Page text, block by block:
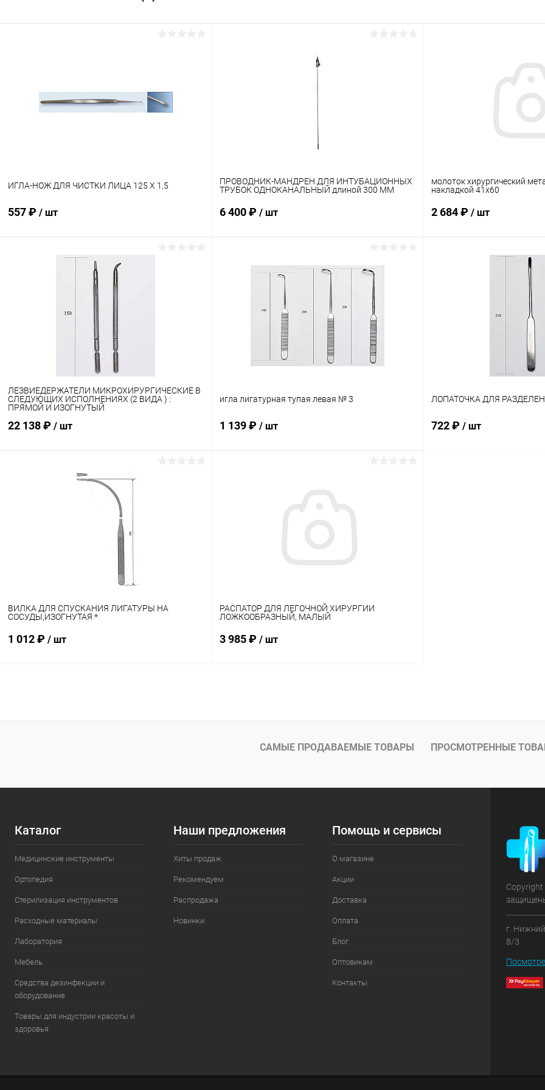
ИГЛА-НОЖ ДЛЯ ЧИСТКИ ЛИЦА 125 Х 1,5
557 ₽ / шт
В корзину
В избранное
ПРОВОДНИК-МАНДРЕН ДЛЯ ИНТУБАЦИОННЫХ
ТРУБОК ОДНОКАНАЛЬНЫЙ длиной 300 ММ
6 400 ₽ / шт
В корзину
Купить в 1 клик Сравнение
В избранное В наличии
молоток хирургический
накладкой 41х60
2 684 ₽ / шт
В
ЛЕЗВИЕДЕРЖАТЕЛИ МИКРОХИРУРГИЧЕСКИЕ В
СЛЕДУЮЩИХ ИСПОЛНЕНИЯХ (2 ВИДА ) :
ПРЯМОЙ И ИЗОГНУТЫЙ
22 138 ₽ / шт
В корзину
Сравнение
игла лигатурная тупая левая № 3
1 139 ₽ / шт
ЛОПАТОЧКА ДЛЯ
722 ₽ / шт
ВИЛКА ДЛЯ СПУСКАНИЯ ЛИГАТУРЫ НА
СОСУДЫ,ИЗОГНУТАЯ *
1 012 ₽ / шт
Купить в 1 клик Сравнение
РАСПАТОР ДЛЯ ЛЕГОЧНОЙ ХИРУРГИИ
ЛОЖКООБРАЗНЫЙ, МАЛЫЙ
3 985 ₽ / шт
Купить в 1 клик Сравнение
В избранное В наличии
САМЫЕ ПРОДАВАЕМЫЕ ТОВАРЫ ПРОСМОТРЕННЫЕ
Каталог
Медицинские инструменты
Ортопедия
Стерилизация инструментов
Расходные материалы
Лаборатория
Мебель
Средства дезинфекции и
оборудование
Товары для индустрии красоты и
здоровья
Наши предложения
Хиты продаж
Рекомендуем
Распродажа
Новинки
Помощь и сервисы
О магазине
Акции
Доставка
Оплата
Блог
Оптовикам
Контакты
г.
8/3